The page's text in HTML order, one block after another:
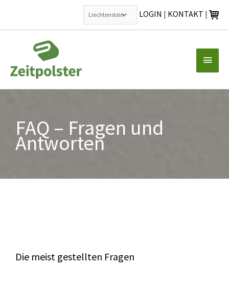
LOGIN | KONTAKT |
springen
FAQ – Fragen und
Antworten
Die meist gestellten Fragen